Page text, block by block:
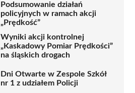
Podsumowanie działań
policyjnych w ramach akcji
„Prędkość”
Wyniki akcji kontrolnej
„Kaskadowy Pomiar Prędkości”
na śląskich drogach
Dni Otwarte w Zespole Szkół
nr 1 z udziałem Policji